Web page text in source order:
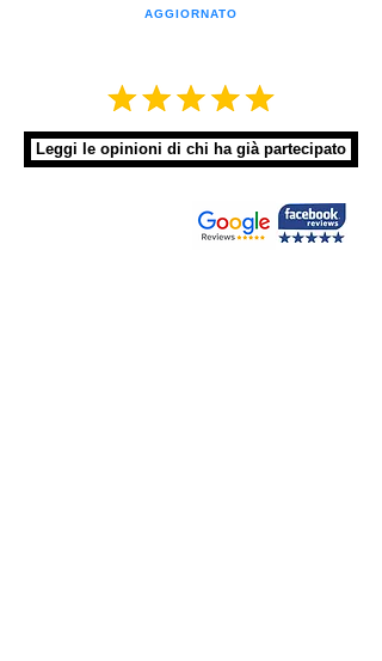
AGGIORNATO
Leggi le opinioni di chi ha già partecipato